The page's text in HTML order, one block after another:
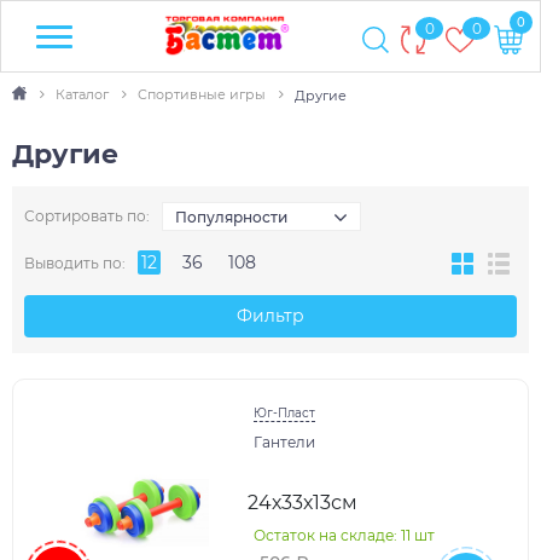
0 0 0
Каталог Спортивные игры Другие
Другие
Сортировать по: Популярности
Выводить по: 12 36 108
Фильтр
Юг-Пласт
Гантели
24х33х13см
Остаток на складе: 11 шт